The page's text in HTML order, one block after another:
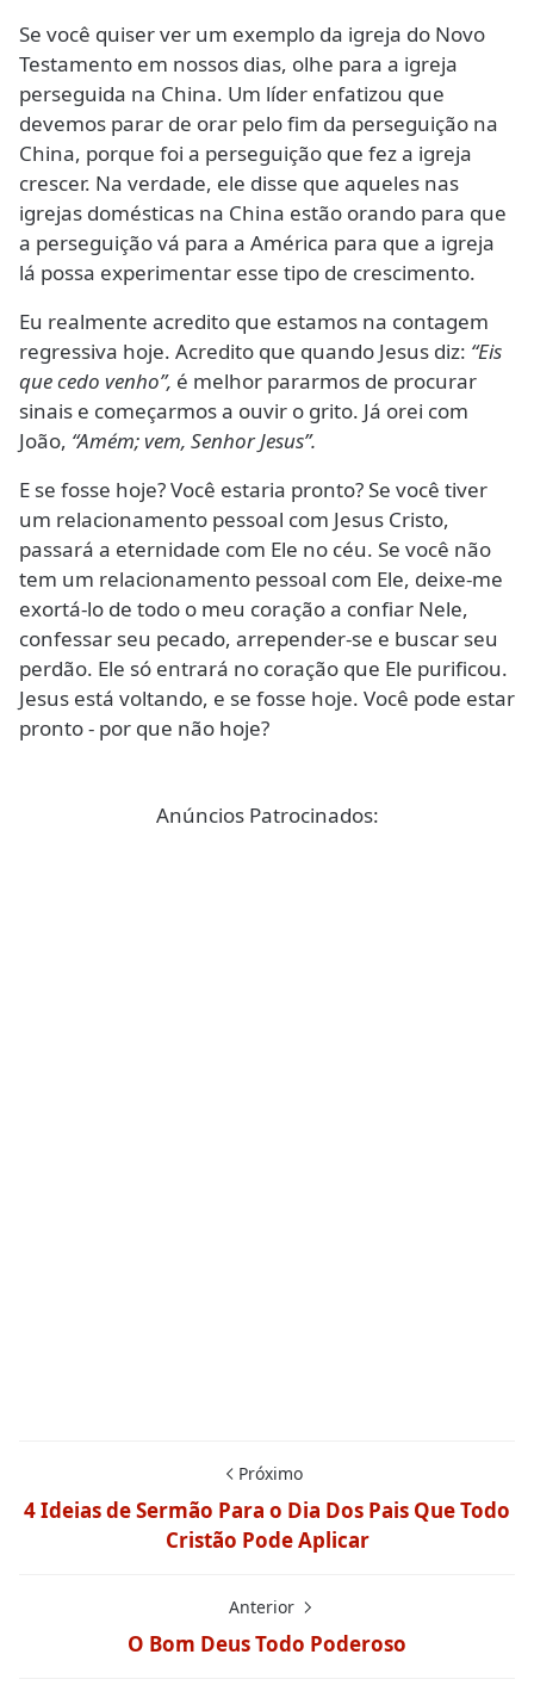
Se você quiser ver um exemplo da igreja do Novo
Testamento em nossos dias, olhe para a igreja
perseguida na China. Um líder enfatizou que
devemos parar de orar pelo fim da perseguição na
China, porque foi a perseguição que fez a igreja
crescer. Na verdade, ele disse que aqueles nas
igrejas domésticas na China estão orando para que
a perseguição vá para a América para que a igreja
lá possa experimentar esse tipo de crescimento.
Eu realmente acredito que estamos na contagem
regressiva hoje. Acredito que quando Jesus diz: “Eis
que cedo venho”, é melhor pararmos de procurar
sinais e começarmos a ouvir o grito. Já orei com
João, “Amém; vem, Senhor Jesus”.
E se fosse hoje? Você estaria pronto? Se você tiver
um relacionamento pessoal com Jesus Cristo,
passará a eternidade com Ele no céu. Se você não
tem um relacionamento pessoal com Ele, deixe-me
exortá-lo de todo o meu coração a confiar Nele,
confessar seu pecado, arrepender-se e buscar seu
perdão. Ele só entrará no coração que Ele purificou.
Jesus está voltando, e se fosse hoje. Você pode estar
pronto - por que não hoje?
Anúncios Patrocinados:
Próximo
4 Ideias de Sermão Para o Dia Dos Pais Que Todo
Cristão Pode Aplicar
Anterior
O Bom Deus Todo Poderoso